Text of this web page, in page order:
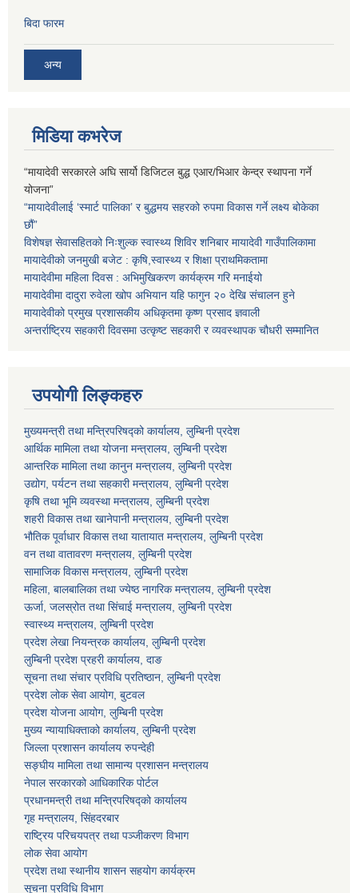
बिदा फारम
अन्य
मिडिया कभरेज
“मायादेवी सरकारले अघि सार्यो डिजिटल बुद्ध एआर/भिआर केन्द्र स्थापना गर्ने
योजना”
“मायादेवीलाई ‘स्मार्ट पालिका’ र बुद्धमय सहरको रुपमा विकास गर्ने लक्ष्य बोकेका
छौं”
विशेषज्ञ सेवासहितको निःशुल्क स्वास्थ्य शिविर शनिबार मायादेवी गाउँपालिकामा
मायादेवीको जनमुखी बजेट : कृषि,स्वास्थ्य र शिक्षा प्राथमिकतामा
मायादेवीमा महिला दिवस : अभिमुखिकरण कार्यक्रम गरि मनाईयो
मायादेवीमा दादुरा रुवेला खोप अभियान यहि फागुन २० देखि संचालन हुने
मायादेवीको प्रमुख प्रशासकीय अधिकृतमा कृष्ण प्रसाद ज्ञवाली
अन्तर्राष्ट्रिय सहकारी दिवसमा उत्कृष्ट सहकारी र व्यवस्थापक चौधरी सम्मानित
उपयोगी लिङ्कहरु
मुख्यमन्त्री तथा मन्त्रिपरिषद्को कार्यालय, लुम्बिनी प्रदेश
आर्थिक मामिला तथा योजना मन्त्रालय, लुम्बिनी प्रदेश
आन्तरिक मामिला तथा कानुन मन्त्रालय, लुम्बिनी प्रदेश
उद्योग, पर्यटन तथा सहकारी मन्त्रालय, लुम्बिनी प्रदेश
कृषि तथा भूमि व्यवस्था मन्त्रालय, लुम्बिनी प्रदेश
शहरी विकास तथा खानेपानी मन्त्रालय, लुम्बिनी प्रदेश
भौतिक पूर्वाधार विकास तथा यातायात मन्त्रालय, लुम्बिनी प्रदेश
वन तथा वातावरण मन्त्रालय, लुम्बिनी प्रदेश
सामाजिक विकास मन्त्रालय, लुम्बिनी प्रदेश
महिला, बालबालिका तथा ज्येष्ठ नागरिक मन्त्रालय, लुम्बिनी प्रदेश
ऊर्जा, जलस्रोत तथा सिंचाई मन्त्रालय, लुम्बिनी प्रदेश
स्वास्थ्य मन्त्रालय, लुम्बिनी प्रदेश
प्रदेश लेखा नियन्त्रक कार्यालय, लुम्बिनी प्रदेश
लुम्बिनी प्रदेश प्रहरी कार्यालय, दाङ
सूचना तथा संचार प्रविधि प्रतिष्ठान, लुम्बिनी प्रदेश
प्रदेश लोक सेवा आयोग, बुटवल
प्रदेश योजना आयोग, लुम्बिनी प्रदेश
मुख्य न्यायाधिक्ताको कार्यालय, लुम्बिनी प्रदेश
जिल्ला प्रशासन कार्यालय रुपन्देही
सङ्घीय मामिला तथा सामान्य प्रशासन मन्त्रालय
नेपाल सरकारको आधिकारिक पोर्टल
प्रधानमन्त्री तथा मन्त्रिपरिषद्को कार्यालय
गृह मन्त्रालय, सिंहदरबार
राष्ट्रिय परिचयपत्र तथा पञ्जीकरण विभाग
लोक सेवा आयोग
प्रदेश तथा स्थानीय शासन सहयोग कार्यक्रम
सूचना प्रविधि विभाग